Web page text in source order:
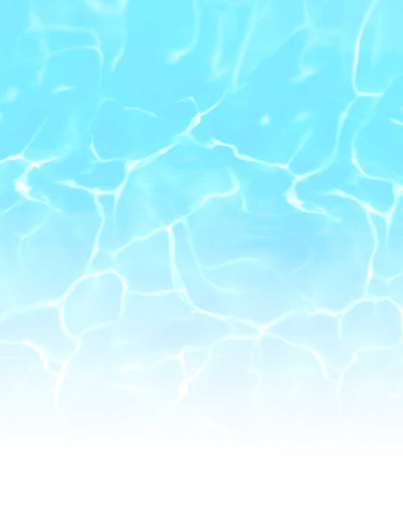
初心者でも安心できるサイトを使いた
稼いでる人が使ってる人気プランに丸
乗りしたい
直近の的中傾向を一覧で見ながら参加
を決めたい
特徴や強みが一目でわかる
予想情報で勝負がしたい
どんな予想なのか予想家の